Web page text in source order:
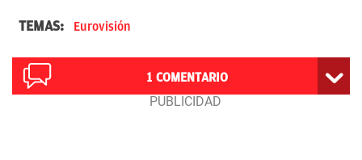
TEMAS: Eurovisión
1 COMENTARIO